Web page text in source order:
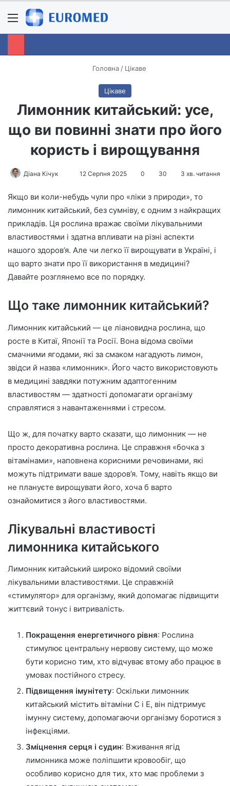
Menu
Головна / Цікаве
Цікаве
Лимонник китайський: усе,
що ви повинні знати про його
користь і вирощування
Діана Кічук
n
d
a
n
e
m
12 Серпня 2025 0 30 3 хв. читання
Якщо ви коли-небудь чули про «ліки з природи», то
лимонник китайський, без сумніву, є одним з найкращих
прикладів. Ця рослина вражає своїми лікувальними
властивостями і здатна впливати на різні аспекти
нашого здоров’я. Але чи легко її вирощувати в Україні, і
що варто знати про її використання в медицині?
Давайте розглянемо все по порядку.
Що таке лимонник китайський?
Лимонник китайський — це ліановидна рослина, що
росте в Китаї, Японії та Росії. Вона відома своїми
смачними ягодами, які за смаком нагадують лимон,
звідси й назва «лимонник». Його часто використовують
в медицині завдяки потужним адаптогенним
властивостям — здатності допомагати організму
справлятися з навантаженнями і стресом.
Що ж, для початку варто сказати, що лимонник — не
просто декоративна рослина. Це справжня «бочка з
вітамінами», наповнена корисними речовинами, які
можуть підтримати ваше здоров’я. Тому, навіть якщо ви
не плануєте вирощувати його, хоча б варто
ознайомитися з його властивостями.
Лікувальні властивості
лимонника китайського
Лимонник китайський широко відомий своїми
лікувальними властивостями. Це справжній
«стимулятор» для організму, який допомагає підвищити
життєвий тонус і витривалість.
Покращення енергетичного рівня: Рослина
стимулює центральну нервову систему, що може
бути корисно тим, хто відчуває втому або працює в
умовах постійного стресу.
Підвищення імунітету: Оскільки лимонник
китайський містить вітаміни С і Е, він підтримує
імунну систему, допомагаючи організму боротися з
інфекціями.
Зміцнення серця і судин: Вживання ягід
лимонника може поліпшити кровообіг, що
особливо корисно для тих, хто має проблеми з